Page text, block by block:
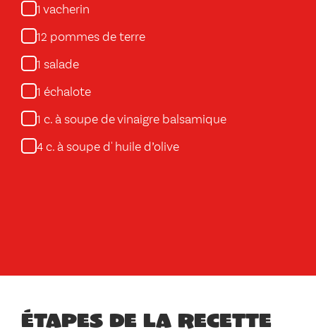
1 vacherin
12 pommes de terre
1 salade
1 échalote
1 c. à soupe de vinaigre balsamique
4 c. à soupe d' huile d’olive
Étapes de la recette